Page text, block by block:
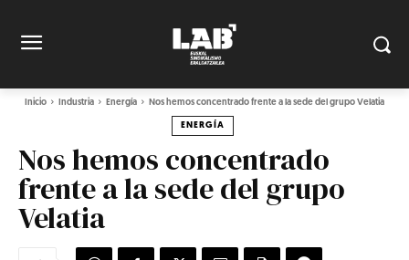
Inicio Industria Energía Nos hemos concentrado frente a la sede del grupo Velatia
ENERGÍA
Nos hemos concentrado
frente a la sede del grupo
Velatia